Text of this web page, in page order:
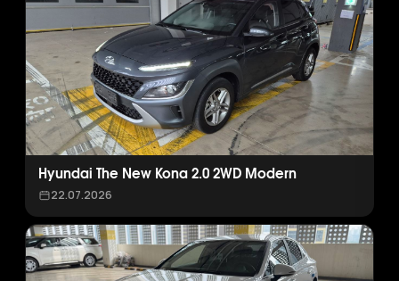
Hyundai The New Kona 2.0 2WD Modern
22.07.2026